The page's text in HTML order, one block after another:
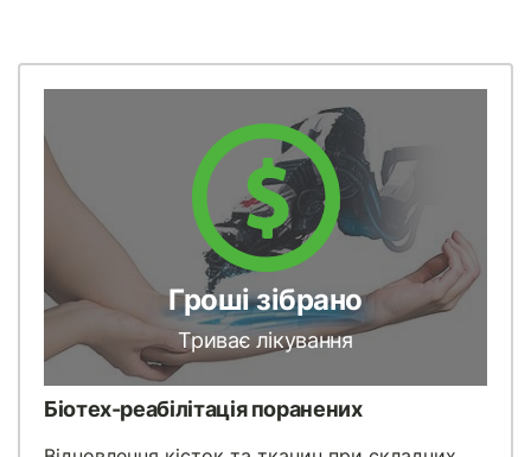
Гроші зібрано
Триває лікування
Біотех-реабілітація поранених